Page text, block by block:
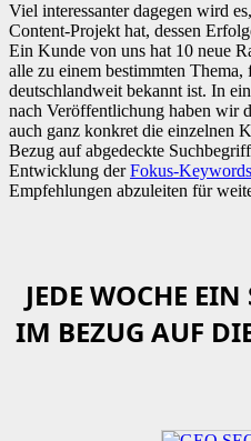
Viel interessanter dagegen wird
Content-Projekt hat, dessen
Ein Kunde von uns hat 10 neue
alle zu einem bestimmten Thema,
deutschlandweit bekannt ist. In
nach Veröffentlichung haben wir
auch ganz konkret die einzelnen
Bezug auf abgedeckte
Entwicklung derFokus-Keywords
Empfehlungen abzuleiten für
JEDE WOCHE
IM BEZUG AUF